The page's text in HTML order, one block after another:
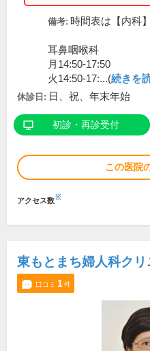
備考: 時間表は【内科
耳鼻咽喉科
月14:50-17:50
火14:50-17:...(続きを
休診日: 日、祝、年末年始
初診・再診受付
この医院
アクセス数※
東もとまち婦人科クリ
口コミ 1件